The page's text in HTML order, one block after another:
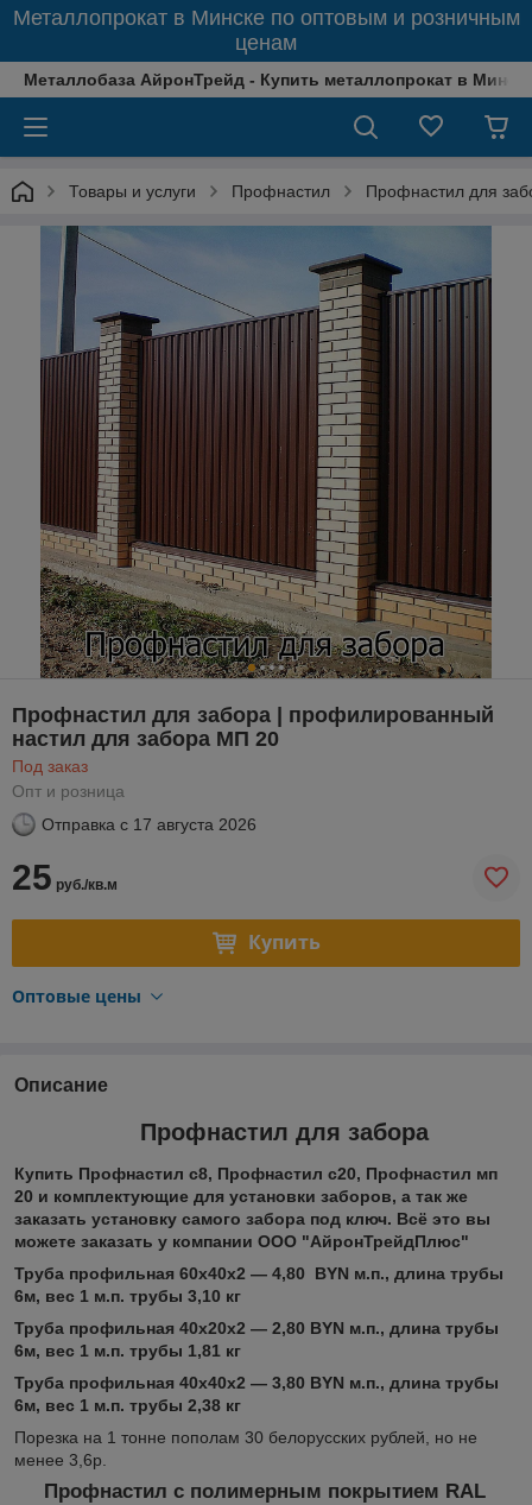
Металлопрокат в Минске по оптовым и розничным
ценам
Металлобаза АйронТрейд - Купить металлопрокат в
Товары и услуги Профнастил Профнастил для
Профнастил для забора | профилированный
настил для забора МП 20
Под заказ
Опт и розница
Отправка с 17 августа 2026
25 руб./кв.м
Купить
Оптовые цены
Описание
Профнастил для забора
Купить Профнастил с8, Профнастил с20, Профнастил мп
20 и комплектующие для установки заборов, а так же
заказать установку самого забора под ключ. Всё это вы
можете заказать у компании ООО "АйронТрейдПлюс"
Труба профильная 60х40х2 ― 4,80 BYN м.п., длина трубы
6м, вес 1 м.п. трубы 3,10 кг
Труба профильная 40х20х2 ― 2,80 BYN м.п., длина трубы
6м, вес 1 м.п. трубы 1,81 кг
Труба профильная 40х40х2 ― 3,80 BYN м.п., длина трубы
6м, вес 1 м.п. трубы 2,38 кг
Порезка на 1 тонне пополам 30 белорусских рублей, но не
менее 3,6р.
Профнастил с полимерным покрытием RAL